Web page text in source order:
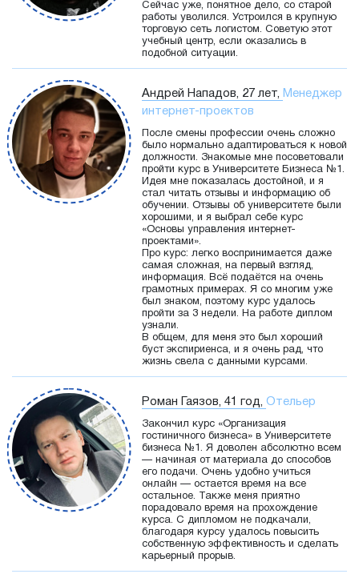
Сейчас уже, понятное дело, со старой
работы уволился. Устроился в крупную
торговую сеть логистом. Советую этот
учебный центр, если оказались в
подобной ситуации.
Андрей Нападов, 27 лет, Менеджер
интернет-проектов
После смены профессии очень сложно
было нормально адаптироваться к новой
должности. Знакомые мне посоветовали
пройти курс в Университете Бизнеса №1.
Идея мне показалась достойной, и я
стал читать отзывы и информацию об
обучении. Отзывы об университете были
хорошими, и я выбрал себе курс
«Основы управления интернет-
проектами».
Про курс: легко воспринимается даже
самая сложная, на первый взгляд,
информация. Всё подаётся на очень
грамотных примерах. Я со многим уже
был знаком, поэтому курс удалось
пройти за 3 недели. На работе диплом
узнали.
В общем, для меня это был хороший
буст экспириенса, и я очень рад, что
жизнь свела с данными курсами.
Роман Гаязов, 41 год, Отельер
Закончил курс «Организация
гостиничного бизнеса» в Университете
бизнеса №1. Я доволен абсолютно всем
— начиная от материала до способов
его подачи. Очень удобно учиться
онлайн — остается время на все
остальное. Также меня приятно
порадовало время на прохождение
курса. С дипломом не подкачали,
благодаря курсу удалось повысить
собственную эффективность и сделать
карьерный прорыв.